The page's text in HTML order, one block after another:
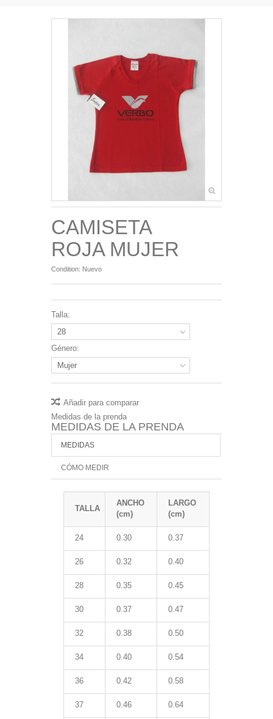
CAMISETA
ROJA MUJER
Condition: Nuevo
Talla:
28
Género:
Mujer
Añadir para comparar
Medidas de la prenda
MEDIDAS DE LA PRENDA
MEDIDAS
CÓMO MEDIR
TALLA
ANCHO
(cm)
LARGO
(cm)
24 0.30 0.37
26 0.32 0.40
28 0.35 0.45
30 0.37 0.47
32 0.38 0.50
34 0.40 0.54
36 0.42 0.58
37 0.46 0.64